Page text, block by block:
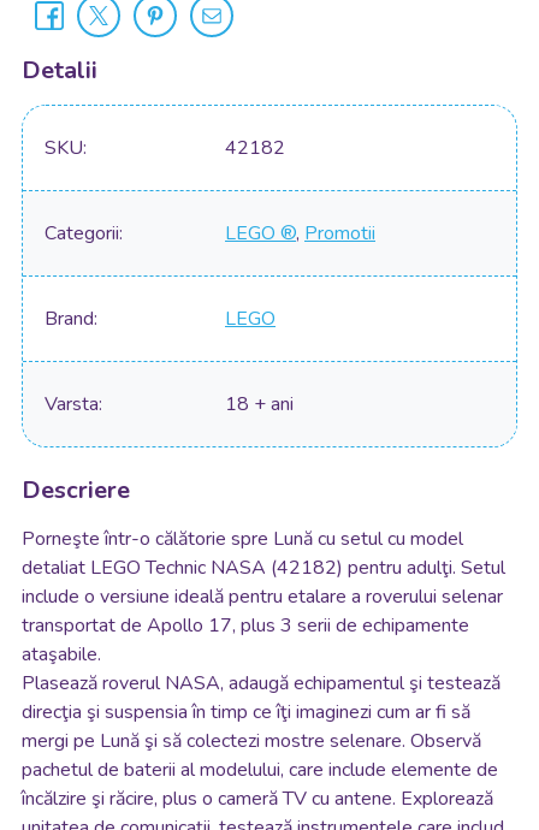
Detalii
SKU 42182
Categorii LEGO ®, Promotii
Brand LEGO
Varsta 18 + ani
Descriere
Porneşte într-o călătorie spre Lună cu setul cu model
detaliat LEGO Technic NASA (42182) pentru adulţi. Setul
include o versiune ideală pentru etalare a roverului selenar
transportat de Apollo 17, plus 3 serii de echipamente
ataşabile.
Plasează roverul NASA, adaugă echipamentul şi testează
direcţia şi suspensia în timp ce îţi imaginezi cum ar fi să
mergi pe Lună şi să colectezi mostre selenare. Observă
pachetul de baterii al modelului, care include elemente de
încălzire şi răcire, plus o cameră TV cu antene. Explorează